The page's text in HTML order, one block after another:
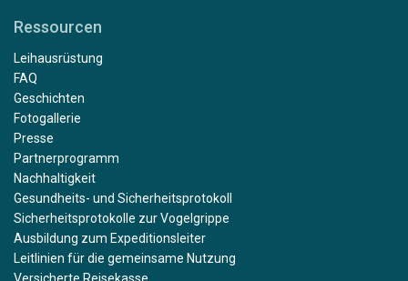
Ressourcen
Leihausrüstung
FAQ
Geschichten
Fotogallerie
Presse
Partnerprogramm
Nachhaltigkeit
Gesundheits- und Sicherheitsprotokoll
Sicherheitsprotokolle zur Vogelgrippe
Ausbildung zum Expeditionsleiter
Leitlinien für die gemeinsame Nutzung